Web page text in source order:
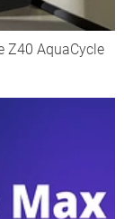
Z40 AquaCycle